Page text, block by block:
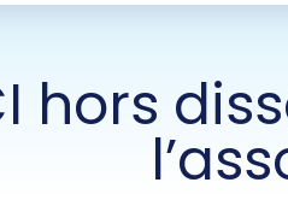
hors